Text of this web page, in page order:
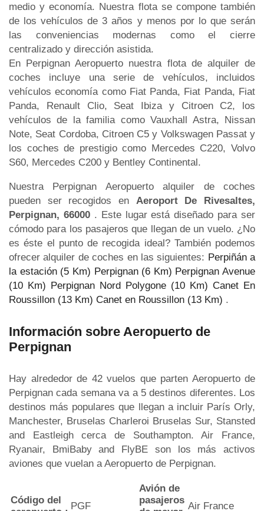
medio y economía. Nuestra flota se compone también
de los vehículos de 3 años y menos por lo que serán
las conveniencias modernas como el cierre
centralizado y dirección asistida.
En Perpignan Aeropuerto nuestra flota de alquiler de
coches incluye una serie de vehículos, incluidos
vehículos economía como Fiat Panda, Fiat Panda, Fiat
Panda, Renault Clio, Seat Ibiza y Citroen C2, los
vehículos de la familia como Vauxhall Astra, Nissan
Note, Seat Cordoba, Citroen C5 y Volkswagen Passat y
los coches de prestigio como Mercedes C220, Volvo
S60, Mercedes C200 y Bentley Continental.
Nuestra Perpignan Aeropuerto alquiler de coches
pueden ser recogidos en Aeroport De Rivesaltes,
Perpignan, 66000 . Este lugar está diseñado para ser
cómodo para los pasajeros que llegan de un vuelo. ¿No
es éste el punto de recogida ideal? También podemos
ofrecer alquiler de coches en las siguientes: Perpiñán a
la estación (5 Km) Perpignan (6 Km) Perpignan Avenue
(10 Km) Perpignan Nord Polygone (10 Km) Canet En
Roussillon (13 Km) Canet en Roussillon (13 Km) .
Información sobre Aeropuerto de
Perpignan
Hay alrededor de 42 vuelos que parten Aeropuerto de
Perpignan cada semana va a 5 destinos diferentes. Los
destinos más populares que llegan a incluir París Orly,
Manchester, Bruselas Charleroi Bruselas Sur, Stansted
and Eastleigh cerca de Southampton. Air France,
Ryanair, BmiBaby and FlyBE son los más activos
aviones que vuelan a Aeropuerto de Perpignan.
Código del
PGF
Avión de
pasajeros
Air France